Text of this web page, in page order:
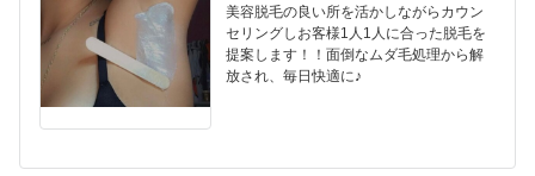
美容脱毛の良い所を活かしながらカウン
セリングしお客様1人1人に合った脱毛を
提案します！！面倒なムダ毛処理から解
放され、毎日快適に♪